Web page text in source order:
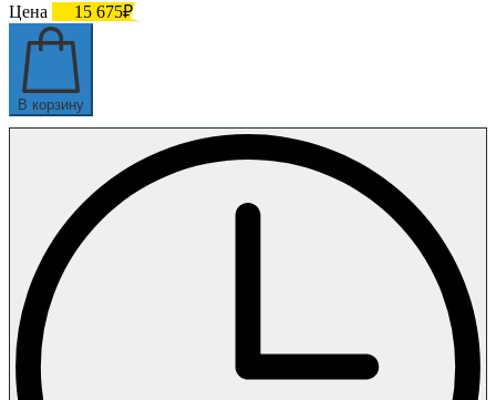
Цена
15 675₽
В корзину